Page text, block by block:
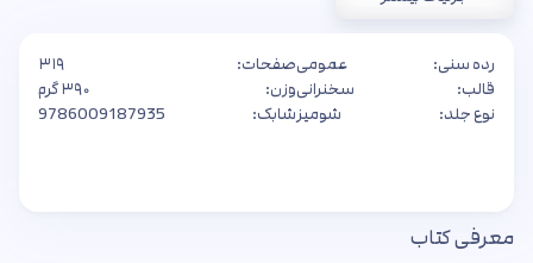
رده سنی:
عمومی
قالب:
سخنرانی
نوع جلد:
شومیز
صفحات:
۳۱۹
وزن:
۳۹۰ گرم
شابک:
9786009187935
معرفی کتاب